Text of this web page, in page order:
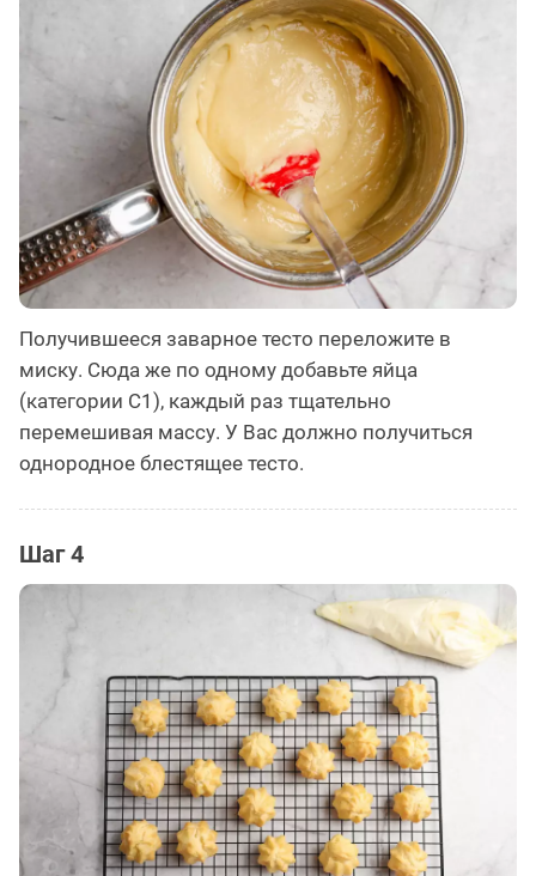
Получившееся заварное тесто переложите в
миску. Сюда же по одному добавьте яйца
(категории С1), каждый раз тщательно
перемешивая массу. У Вас должно получиться
однородное блестящее тесто.
Шаг 4